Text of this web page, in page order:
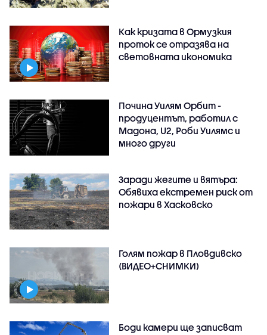
Как кризата в Ормузкия
проток се отразява на
световната икономика
Почина Уилям Орбит -
продуцентът, работил с
Мадона, U2, Роби Уилямс и
много други
Заради жегите и вятъра:
Обявиха екстремен риск от
пожари в Хасковско
Голям пожар в Пловдивско
(ВИДЕО+СНИМКИ)
Боди камери ще записват